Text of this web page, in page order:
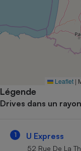
Leaflet |
Légende
Drives dans un
1 U Express
52 Rue De La